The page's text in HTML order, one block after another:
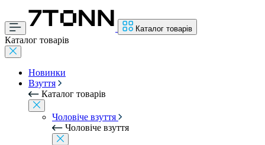
Каталог товарів
Каталог товарів
Новинки
Взуття
Каталог товарів
Чоловіче взуття
Чоловіче взуття